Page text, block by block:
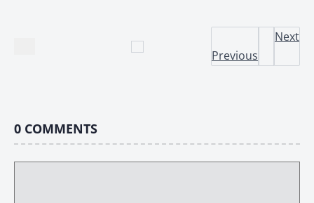
Previous
Next
0 COMMENTS